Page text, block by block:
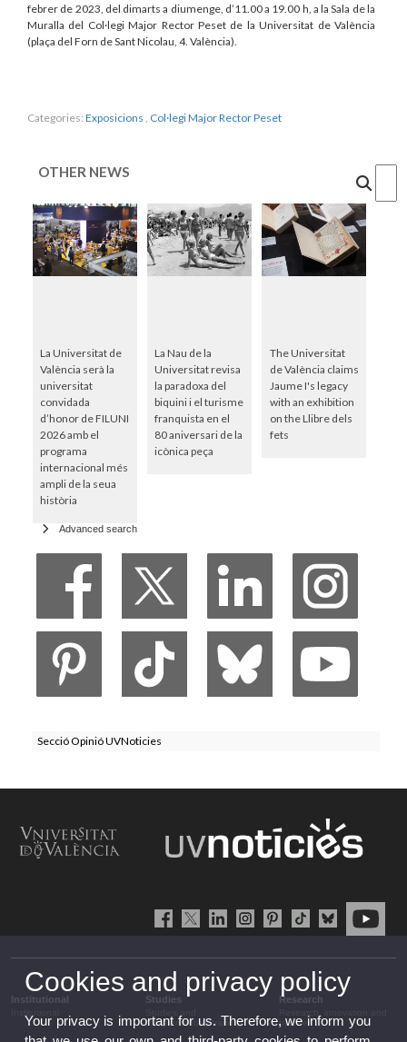
febrer de 2023, del dimarts a diumenge, d’11.00 a 19.00 h, a la Sala de la
Muralla del Col·legi Major Rector Peset de la Universitat de València
(plaça del Forn de Sant Nicolau, 4. València).
Categories: Exposicions Col·legi Major Rector Peset
OTHER NEWS
La Universitat de
València serà la
universitat
convidada
d’honor de FILUNI
2026 amb el
programa
internacional més
ampli de la seua
història
La Nau de la
Universitat revisa
la paradoxa del
biquini i el turisme
franquista en el
80 aniversari de la
icònica peça
The Universitat
de València claims
Jaume I's legacy
with an exhibition
on the Llibre dels
fets
Advanced search
Secció Opinió UVNoticies
Institutional Studies
complementary training
Research
transfer
Cookies and privacy policy
Your privacy is important for us. Therefore, we inform you